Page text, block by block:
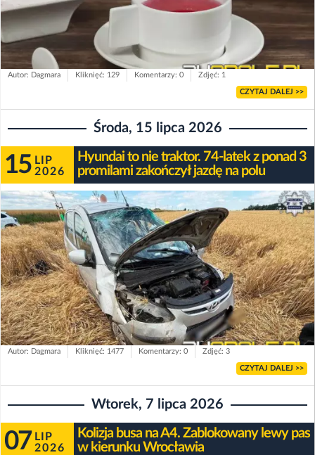
Autor: Dagmara Kliknięć: 129 Komentarzy: 0 Zdjęć: 1
CZYTAJ DALEJ >>
Środa, 15 lipca 2026
15 LIP
2026
Hyundai to nie traktor. 74-latek z ponad 3
promilami zakończył jazdę na polu
Autor: Dagmara Kliknięć: 1477 Komentarzy: 0 Zdjęć: 3
CZYTAJ DALEJ >>
Wtorek, 7 lipca 2026
07 LIP
2026
Kolizja busa na A4. Zablokowany lewy pas
w kierunku Wrocławia